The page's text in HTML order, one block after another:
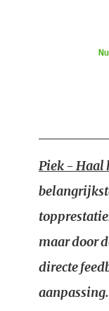
Piek - Haal
maar door
directe
aanpassing.